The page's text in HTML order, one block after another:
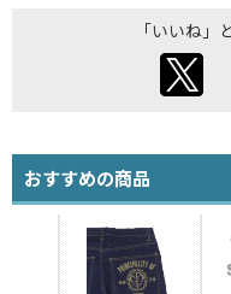
「いいね」
おすすめの商品